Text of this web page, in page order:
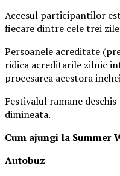
Accesul participantilor
fiecare dintre cele trei
Persoanele acreditate
ridica acreditarile zilnic
procesarea acestora
Festivalul ramane
dimineata.
Cum ajungi la Summer
Autobuz